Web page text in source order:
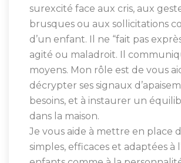
surexcité face aux cris, aux
brusques ou aux sollicitations
d’un enfant. Il ne “fait pas
agité ou maladroit. Il
moyens. Mon rôle est de vous
décrypter ses signaux
besoins, et à instaurer un
dans la maison.
Je vous aide à mettre en place
simples, efficaces et adaptées à